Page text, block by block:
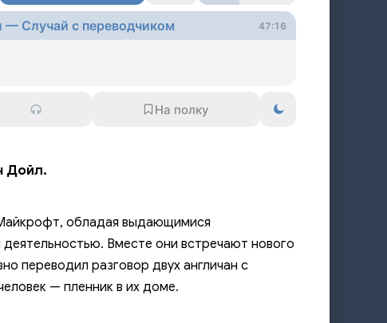
— Случай с переводчиком 47:16
Дойл.
обладая выдающимися
Вместе они встречают нового
переводил разговор двух англичан с
— пленник в их доме.